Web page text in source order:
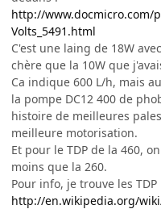
http://www.docmicro.com/
Volts_5491.html
C'est une laing de 18W
chère que la 10W que
Ca indique 600 L/h, mais
la pompe DC12 400 de
histoire de meilleures
meilleure motorisation.
Et pour le TDP de la 460,
moins que la 260.
Pour info, je trouve les TDP
http://en.wikipedia.org/wiki/